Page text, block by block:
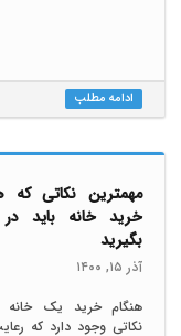
ادامه مطلب
مهمترین نکاتی که
خرید خانه باید
بگیرید
آذر ١۵, ١۴۰۰
هنگام خرید یک خانه
نکاتی وجود دارد که